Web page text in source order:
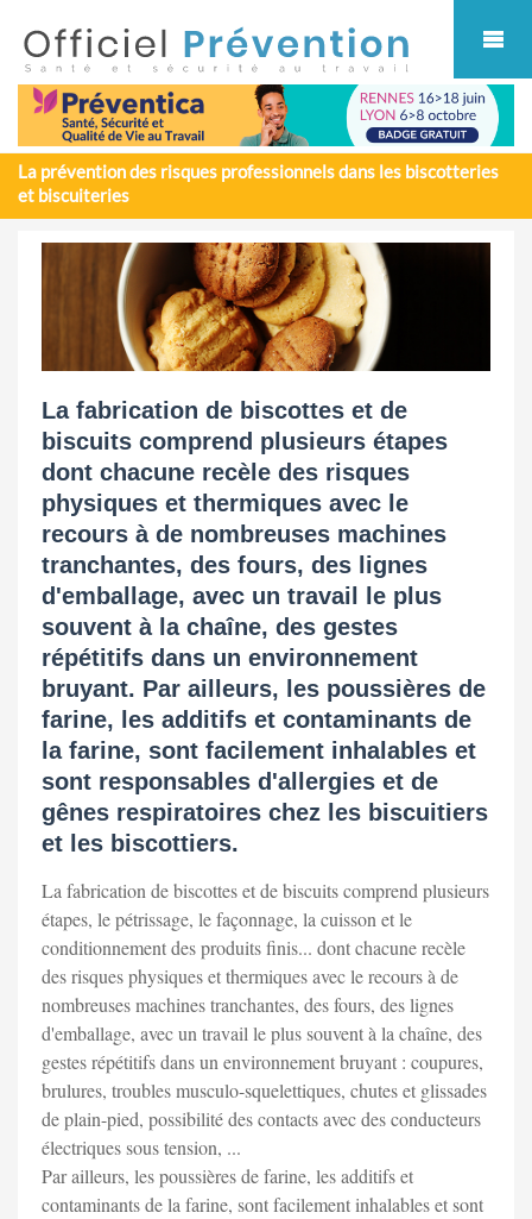
La prévention des risques professionnels dans les biscotteries
et biscuiteries
La fabrication de biscottes et de
biscuits comprend plusieurs étapes
dont chacune recèle des risques
physiques et thermiques avec le
recours à de nombreuses machines
tranchantes, des fours, des lignes
d'emballage, avec un travail le plus
souvent à la chaîne, des gestes
répétitifs dans un environnement
bruyant. Par ailleurs, les poussières de
farine, les additifs et contaminants de
la farine, sont facilement inhalables et
sont responsables d'allergies et de
gênes respiratoires chez les biscuitiers
et les biscottiers.
La fabrication de biscottes et de biscuits comprend plusieurs
étapes, le pétrissage, le façonnage, la cuisson et le
conditionnement des produits finis... dont chacune recèle
des risques physiques et thermiques avec le recours à de
nombreuses machines tranchantes, des fours, des lignes
d'emballage, avec un travail le plus souvent à la chaîne, des
gestes répétitifs dans un environnement bruyant : coupures,
brulures, troubles musculo-squelettiques, chutes et glissades
de plain-pied, possibilité des contacts avec des conducteurs
électriques sous tension, ...
Par ailleurs, les poussières de farine, les additifs et
contaminants de la farine, sont facilement inhalables et sont